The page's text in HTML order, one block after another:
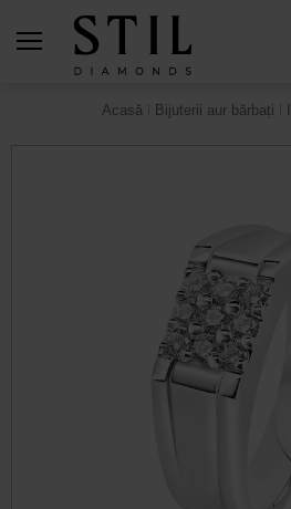
Acasă Bijuterii aur bărbați